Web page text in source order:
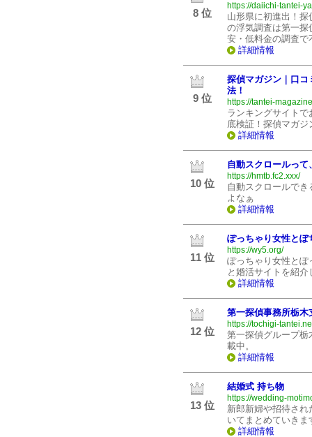
8 位
https://daiichi-tantei-
山形県に初進出！
の浮気調査は第一探
安・低料金の調査で
詳細情報
9 位
探偵マガジン｜口コ
法！
https://tantei-
ランキングサイト
底検証！探偵マガ
詳細情報
10 位
自動スクロールって
https://hmtb.fc2.xxx/
自動スクロールで
よなぁ
詳細情報
11 位
ぽっちゃり女性とぽ
https://wy5.org/
ぽっちゃり女性とぽ
と婚活サイトを紹介
詳細情報
12 位
第一探偵事務所栃木
https://tochigi-
第一探偵グループ栃
載中。
詳細情報
13 位
結婚式 持ち物
https://wedding-
新郎新婦や招待さ
いてまとめていきま
詳細情報